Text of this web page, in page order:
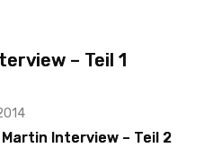
– Teil 1
Martin Interview – Teil 2